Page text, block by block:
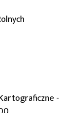
-
wybranych
bądź
gospodarcze
dla
jest
lub jej